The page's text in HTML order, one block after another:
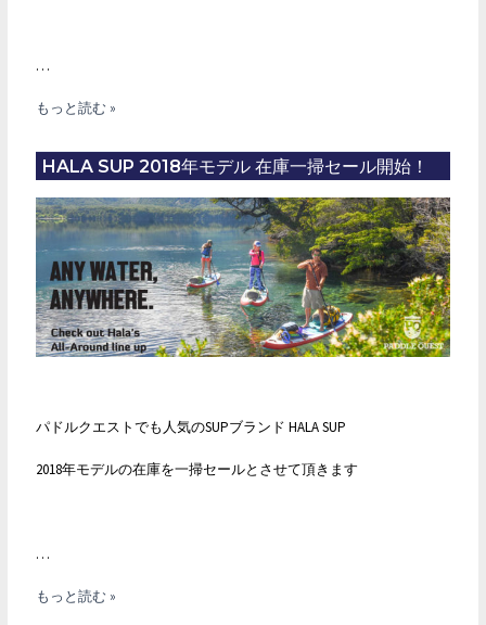
…
セ
ル
HALA
SUP
オ
ン
ラ
イ
ス
ア
完
了
もっと読む »
HALA SUP 2018年モデル 在庫一掃セール開始！
パドルクエストでも人気のSUPブランド HALA SUP
2018年モデルの在庫を一掃セールとさせて頂きます
…
HALA
もっと読む »